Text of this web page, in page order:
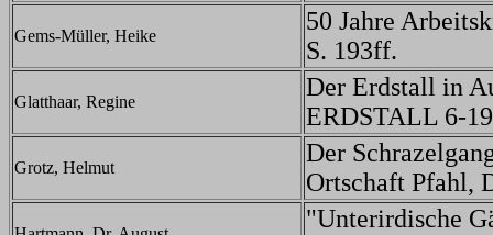
Gems-Müller, Heike
50 Jahre
S. 193ff.
Glatthaar, Regine
Der Erdstall in
ERDSTALL 6-
Grotz, Helmut
Der
Ortschaft Pfahl,
"Unterirdische